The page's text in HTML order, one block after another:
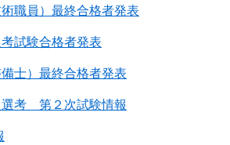
職員）最終合格者発表
試験合格者発表
士）最終合格者発表
選考 第２次試験情報